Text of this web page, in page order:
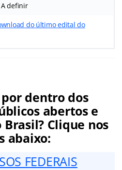
A definir
do último edital do
dentro dos
abertos e
Clique nos
abaixo:
FEDERAIS